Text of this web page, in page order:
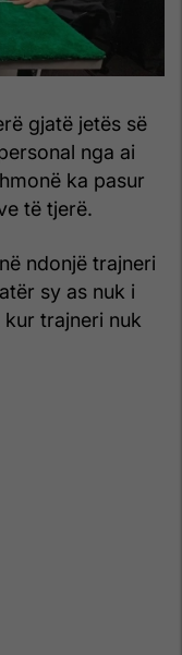
gjatë jetës së
nga ai
ka pasur
të tjerë.
ndonjë trajneri
sy as nuk i
trajneri nuk